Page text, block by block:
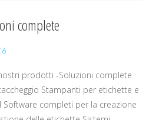
complete
prodotti -Soluzioni complete
Stampanti per etichette e
Software completi per la creazione